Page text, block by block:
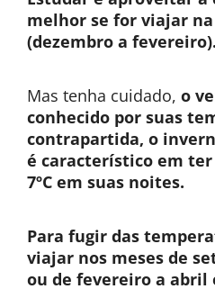
melhor se for viajar
(dezembro a fevereiro).
Mas tenha cuidado, o
conhecido por suas
contrapartida, o
é característico em
7ºC em suas noites.
Para fugir das
viajar nos meses de
ou de fevereiro a abril